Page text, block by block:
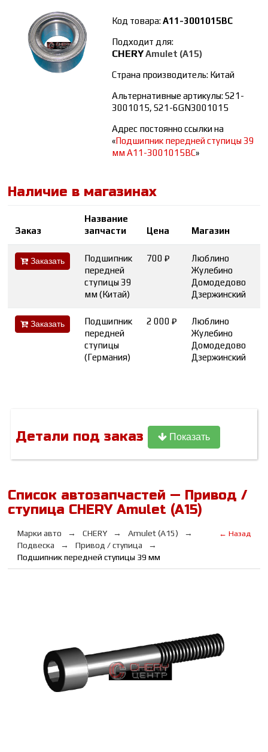
Код товара:A11-3001015BC
Подходит для:
CHERYAmulet (A15)
Страна производитель: Китай
Альтернативные артикулы: S21-
3001015, S21-6GN3001015
Адрес постоянно ссылки на
«Подшипник передней ступицы 39
мм A11-3001015BC»
Наличие в магазинах
Заказ
Название
запчасти
Цена Магазин
Заказать
Подшипник
передней
ступицы 39
мм (Китай)
700 ₽
Люблино
Жулебино
Домодедово
Дзержинский
Заказать
Подшипник
передней
ступицы
(Германия)
2 000 ₽
Люблино
Жулебино
Домодедово
Дзержинский
Детали под заказ Показать
Список автозапчастей — Привод /
ступица CHERY Amulet (A15)
Марки авто CHERY
Amulet (A15)
Подвеска
Привод / ступица
Подшипник передней ступицы 39 мм
← Назад